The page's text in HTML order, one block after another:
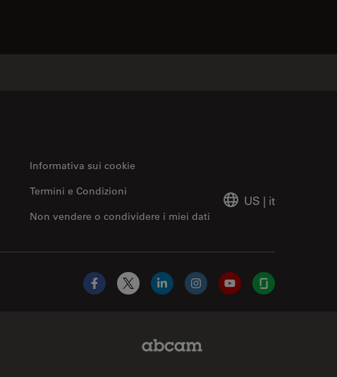
Informativa sui cookie
Non vendere o condividere i miei dati
Termini e Condizioni
US | it
Facebook
X LinkedInInstagramYouTubeGlassdoor